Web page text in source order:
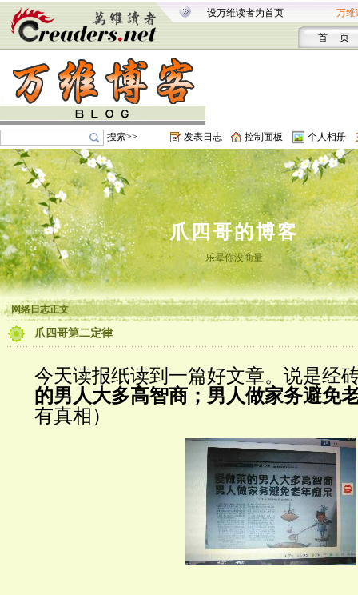
设万维读者为首页 万维
首 页
搜索>> 发表日志 控制面板 个人相册
爪四哥的博客
乐晕你没商量
网络日志正文
爪四哥第二定律
今天读报纸读到一篇好文章。说是经
的男人大多高智商；男人做家务避免
有真相）